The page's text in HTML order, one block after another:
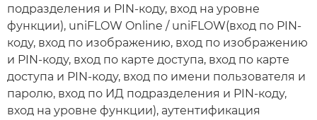
подразделения и PIN-коду, вход на уровне
функции), uniFLOW Online / uniFLOW(вход по PIN-
коду, вход по изображению, вход по изображению
и PIN-коду, вход по карте доступа, вход по карте
доступа и PIN-коду, вход по имени пользователя и
паролю, вход по ИД подразделения и PIN-коду,
вход на уровне функции), аутентификация